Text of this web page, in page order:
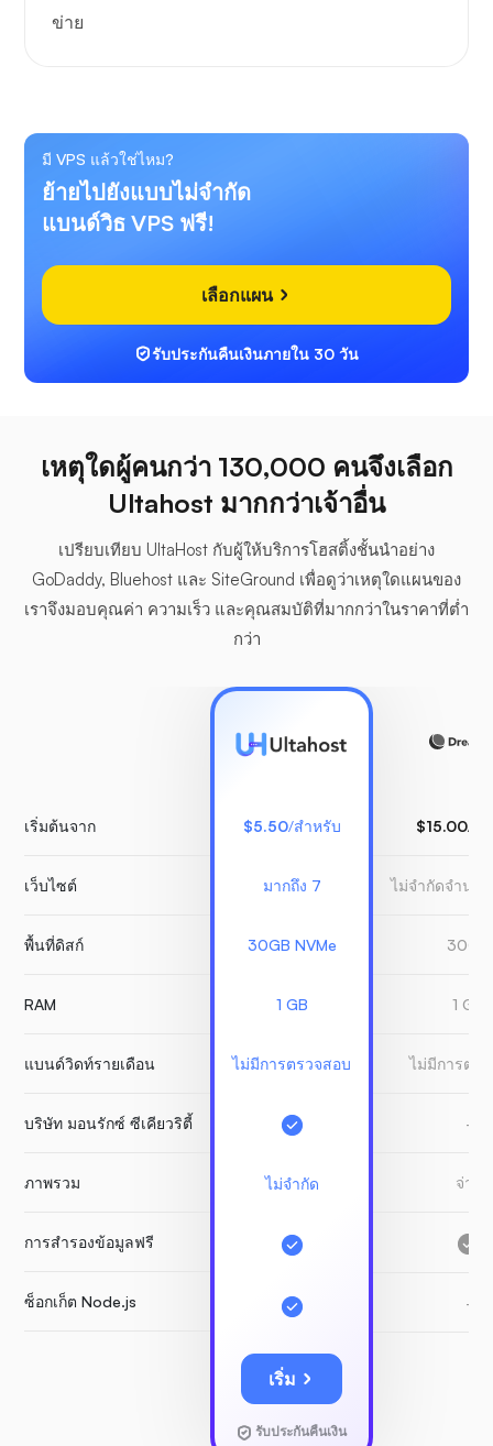
ข่าย
มี VPS แล้วใช่ไหม?
ย้ายไปยังแบบไม่จำกัด
แบนด์วิธ VPS ฟรี!
เลือกแผน
รับประกันคืนเงินภายใน 30 วัน
เหตุใดผู้คนกว่า 130,000 คนจึงเลือก
Ultahost มากกว่าเจ้าอื่น
เปรียบเทียบ UltaHost กับผู้ให้บริการโฮสติ้งชั้นนำอย่าง
GoDaddy, Bluehost และ SiteGround เพื่อดูว่าเหตุใดแผนของ
เราจึงมอบคุณค่า ความเร็ว และคุณสมบัติที่มากกว่าในราคาที่ต่ำ
กว่า
เริ่มต้นจาก
เว็บไซต์
พื้นที่ดิสก์
RAM
แบนด์วิดท์รายเดือน
บริษัท มอนรักซ์ ซีเคียวริตี้
ภาพรวม
การสำรองข้อมูลฟรี
ซ็อกเก็ต Node.js
$5.50/สำหรับ
มากถึง 7
30GB NVMe
1 GB
ไม่มีการตรวจสอบ
ไม่จำกัด
เริ่ม
รับประกันคืนเงิน
$15.00/ส
ไม่จำกัดจำนว
30GB
1 GB
ไม่มีการตร
-
จ่าย
-